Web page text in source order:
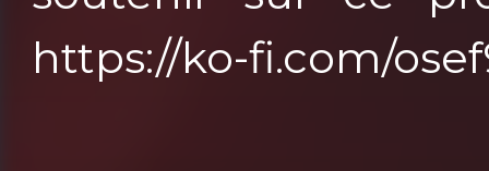
https://ko-fi.com/